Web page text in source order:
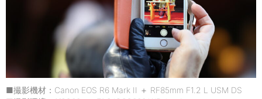
■撮影機材：Canon EOS R6 Mark II ＋ RF85mm F1.2 L USM DS